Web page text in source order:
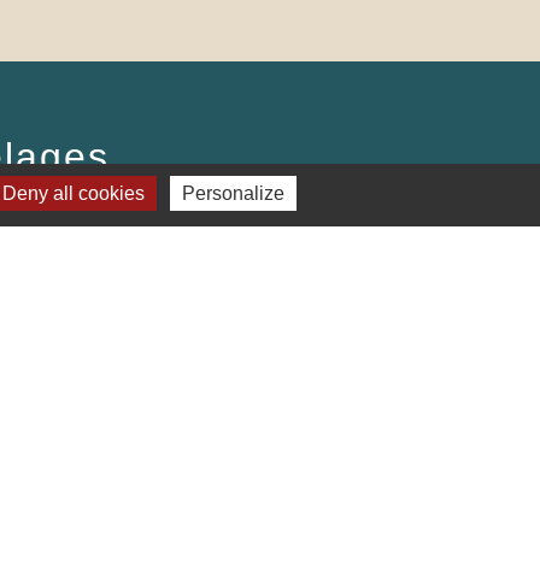
(Alsace, FRANCE)
Deny all cookies Personalize